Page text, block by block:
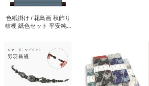
色紙掛け / 花鳥画 秋飾り
桔梗 紙色セット 平安純...